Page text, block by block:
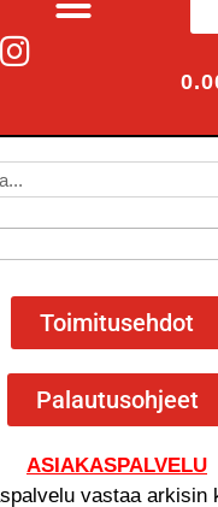
Toimitusehdot
Palautusohjeet
ASIAKASPALVELU
vastaa arkisin